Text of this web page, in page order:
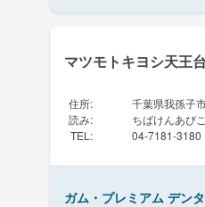
マツモトキヨシ天王
住所:
千葉県我孫子
読み:
ちばけんあび
TEL : 04-7181-3180
ガム・プレミアム デン